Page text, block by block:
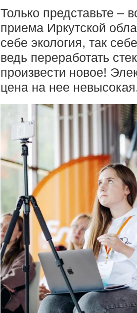
Только представьте –
приема Иркутской
себе экология, так
ведь переработать
произвести новое!
цена на нее